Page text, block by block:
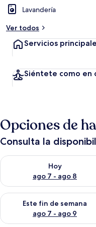
Lavandería
Ver todos
Servicios
Siéntete como en
Opciones de
Consulta la
Hoy
ago 7 - ago 8
Consulta la disponibilidad
Este fin de semana
ago 7 - ago 9
Consulta la